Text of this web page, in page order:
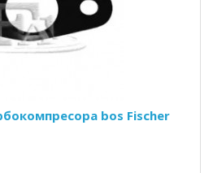
bos Fischer